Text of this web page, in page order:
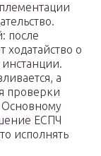
после
ходатайство о
а
проверки
Основному
ЕСПЧ
исполнять